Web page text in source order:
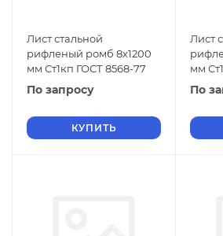
Лист стальной
рифленый ромб 8х1200
мм Ст1кп ГОСТ 8568-77
По запросу
КУПИТЬ
Лист
мм
По